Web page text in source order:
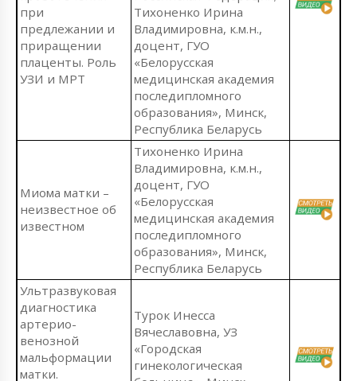
при
предлежании и
приращении
плаценты. Роль
УЗИ и МРТ
Тихоненко Ирина
Владимировна, к.м.н.,
доцент, ГУО
«Белорусская
медицинская академия
последипломного
образования», Минск,
Республика Беларусь
Миома матки –
неизвестное об
известном
Тихоненко Ирина
Владимировна, к.м.н.,
доцент, ГУО
«Белорусская
медицинская академия
последипломного
образования», Минск,
Республика Беларусь
Ультразвуковая
диагностика
артерио-
венозной
мальформации
матки.
Турок Инесса
Вячеславовна, УЗ
«Городская
гинекологическая